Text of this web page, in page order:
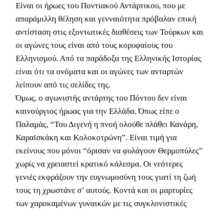
Είναι οι ήρωες του Ποντιακού Αντάρτικου, που με
απαράμιλλη θέληση και γενναιότητα πρόβαλαν επική
αντίσταση στις εξοντωτικές διαθέσεις των Τούρκων και
οι αγώνες τους είναι από τους κορυφαίους του
Ελληνισμού. Από τα παράδοξα της Ελληνικής Ιστορίας
είναι ότι τα ονόματα και οι αγώνες των ανταρτών
λείπουν από τις σελίδες της.
Όμως, ο αγωνιστής αντάρτης του Πόντου δεν είναι
καινούργιος ήρωας για την Ελλάδα. Όπως είπε ο
Παλαμάς, “Του Διγενή η πνοή ολούθε πλάθει Κανάρη,
Καραϊσκάκη και Κολοκοτρώνη”. Είναι τιμή για
εκείνους που μόνοι “όρισαν να φυλάγουν Θερμοπύλες”
χωρίς να χρειαστεί κρατικό κάλεσμα. Οι νεότερες
γενιές εκφράζουν την ευγνωμοσύνη τους γιατί τη ζωή
τους τη χρωστάνε σ’ αυτούς. Κοντά και οι μαρτυρίες
των χαροκαμένων γυναικών με τις συγκλονιστικές